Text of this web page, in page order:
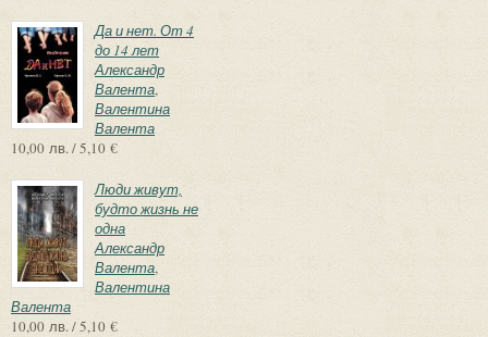
Да и нет. От 4
до 14 лет
Александр
Валента,
Валентина
Валента
10,00 лв. / 5,10 €
Люди живут,
будто жизнь не
одна
Александр
Валента,
Валентина
Валента
10,00 лв. / 5,10 €